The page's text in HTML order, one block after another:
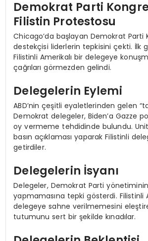
Demokrat Parti
Filistin Protestosu
Chicago’da başlayan Demokrat Parti
destekçisi liderlerin tepkisini çekti. İlk
Filistinli Amerikalı bir delegeye
çağrıları görmezden gelindi.
Delegelerin Eylemi
ABD’nin çeşitli eyaletlerinden gelen
Demokrat delegeler, Biden’a Gazze
oy vermeme tehdidinde bulundu.
basın açıklaması yaparak Filistinli
getirdiler.
Delegelerin İsyanı
Delegeler, Demokrat Parti
yapmamasına tepki gösterdi. Filistinli
delegeye sahne verilmemesini
tutumunu sert bir şekilde kınadılar.